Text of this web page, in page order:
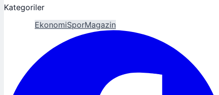
Kategoriler
EkonomiSporMagazin